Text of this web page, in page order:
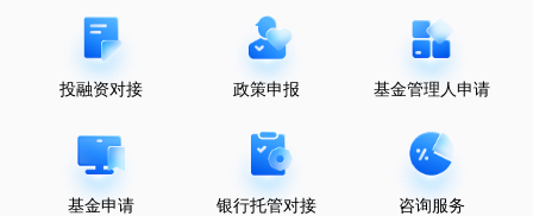
投融资对接 政策申报 基金管理人申请
基金申请 银行托管对接 咨询服务